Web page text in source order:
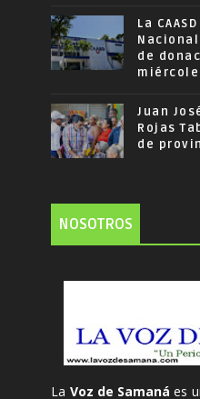
La
de
Juan
Rojas
de
NOSOTROS
La Voz de Samanáes